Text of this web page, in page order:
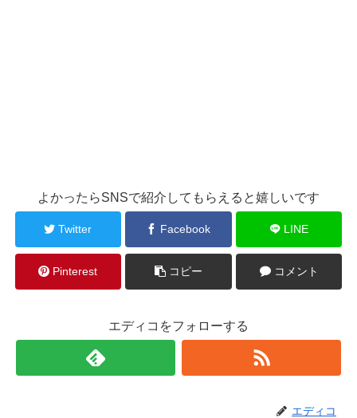
よかったらSNSで紹介してもらえると嬉しいです
Twitter Facebook LINE
Pinterest コピー コメント
エディコをフォローする
エディコ